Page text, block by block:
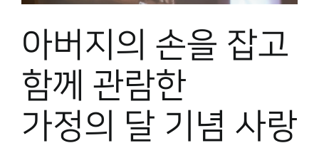
아버지의 손을 잡고
함께 관람한
가정의 달 기념 사랑